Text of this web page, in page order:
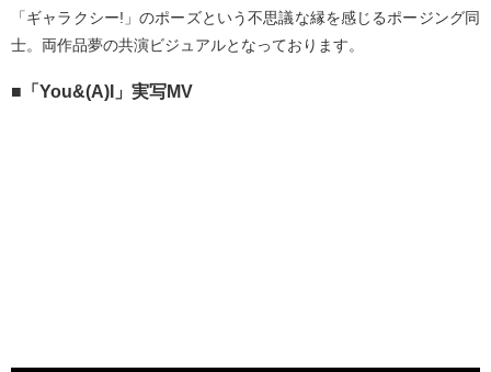
「ギャラクシー!」のポーズという不思議な縁を感じるポージング同
士。両作品夢の共演ビジュアルとなっております。
■「You&(A)I」実写MV